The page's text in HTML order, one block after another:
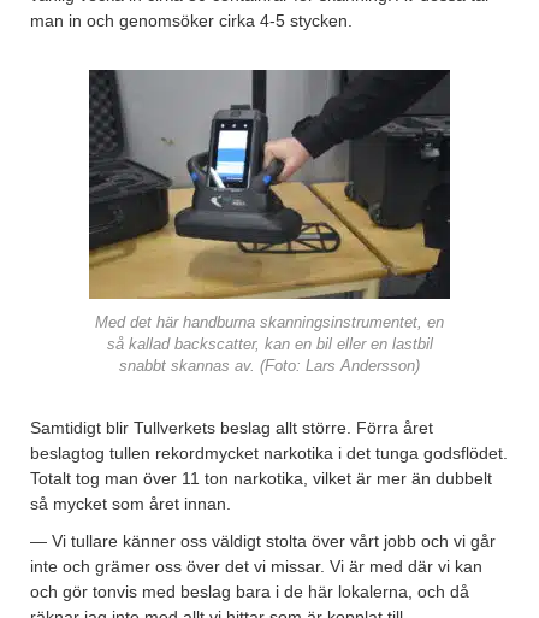
man in och genomsöker cirka 4-5 stycken.
Med det här handburna skanningsinstrumentet, en
så kallad backscatter, kan en bil eller en lastbil
snabbt skannas av. (Foto: Lars Andersson)
Samtidigt blir Tullverkets beslag allt större. Förra året
beslagtog tullen rekordmycket narkotika i det tunga godsflödet.
Totalt tog man över 11 ton narkotika, vilket är mer än dubbelt
så mycket som året innan.
— Vi tullare känner oss väldigt stolta över vårt jobb och vi går
inte och grämer oss över det vi missar. Vi är med där vi kan
och gör tonvis med beslag bara i de här lokalerna, och då